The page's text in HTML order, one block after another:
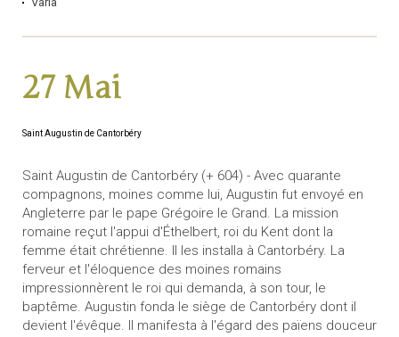
27 Mai
Saint Augustin de Cantorbéry
Saint Augustin de Cantorbéry (+ 604) - Avec quarante
compagnons, moines comme lui, Augustin fut envoyé en
Angleterre par le pape Grégoire le Grand. La mission
romaine reçut l'appui d'Éthelbert, roi du Kent dont la
femme était chrétienne. Il les installa à Cantorbéry. La
ferveur et l'éloquence des moines romains
impressionnèrent le roi qui demanda, à son tour, le
baptême. Augustin fonda le siège de Cantorbéry dont il
devient l'évêque. Il manifesta à l'égard des païens douceur